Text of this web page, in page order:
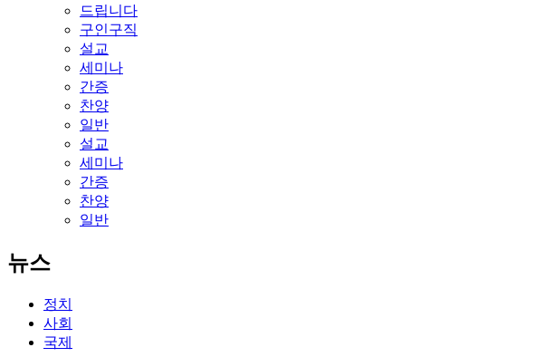
드립니다
구인구직
설교
세미나
간증
찬양
일반
설교
세미나
간증
찬양
일반
뉴스
정치
사회
국제